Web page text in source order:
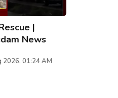
|
News
2026, 01:24 AM